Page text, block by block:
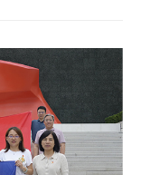
室、高水平科研平台及